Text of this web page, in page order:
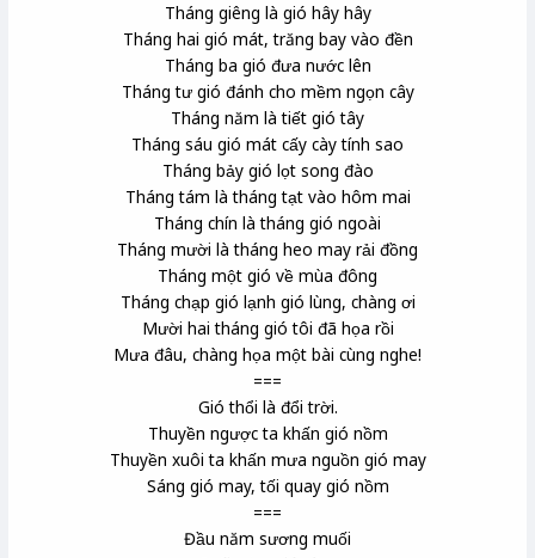
Tháng giêng là gió hây hây
Tháng hai gió mát, trăng bay vào đền
Tháng ba gió đưa nước lên
Tháng tư gió đánh cho mềm ngọn cây
Tháng năm là tiết gió tây
Tháng sáu gió mát cấy cày tính sao
Tháng bảy gió lọt song đào
Tháng tám là tháng tạt vào hôm mai
Tháng chín là tháng gió ngoài
Tháng mười là tháng heo may rải đồng
Tháng một gió về mùa đông
Tháng chạp gió lạnh gió lùng, chàng ơi
Mười hai tháng gió tôi đã họa rồi
Mưa đâu, chàng họa một bài cùng nghe!
===
Gió thổi là đổi trời.
Thuyền ngược ta khấn gió nồm
Thuyền xuôi ta khấn mưa nguồn gió may
Sáng gió may, tối quay gió nồm
===
Đầu năm sương muối